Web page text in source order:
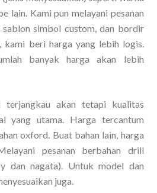
lain. Kami pun melayani pesanan
simbol custom, dan bordir
kami beri harga yang lebih logis.
banyak harga akan lebih
terjangkau akan tetapi kualitas
yang utama. Harga tercantum
oxford. Buat bahan lain, harga
pesanan berbahan drill
dan nagata). Untuk model dan
juga.